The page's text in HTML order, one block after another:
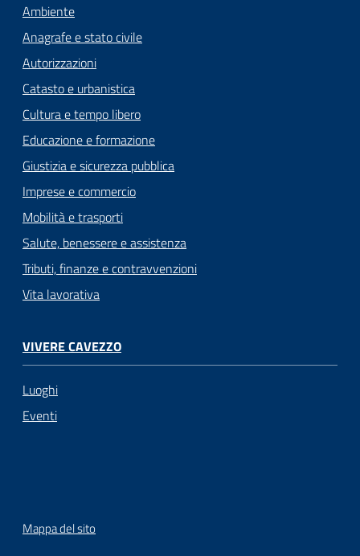
Ambiente
Anagrafe e stato civile
Autorizzazioni
Catasto e urbanistica
Cultura e tempo libero
Educazione e formazione
Giustizia e sicurezza pubblica
Imprese e commercio
Mobilità e trasporti
Salute, benessere e assistenza
Tributi, finanze e contravvenzioni
Vita lavorativa
VIVERE CAVEZZO
Luoghi
Eventi
Mappa del sito